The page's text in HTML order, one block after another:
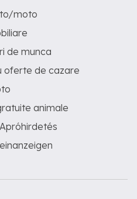
moto
de munca
oferte de cazare
animale